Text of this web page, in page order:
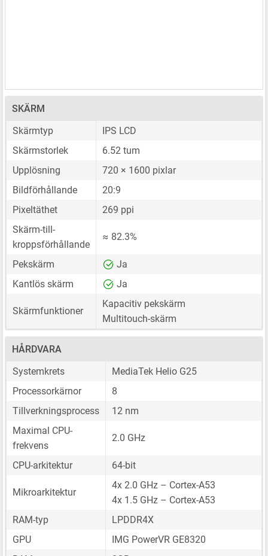
SKÄRM
Skärmtyp
IPS LCD
Skärmstorlek
6.52 tum
Upplösning
720 × 1600 pixlar
Bildförhållande
20:9
Pixeltäthet
269 ppi
Skärm-till-
kroppsförhållande
≈ 82.3%
Pekskärm
Ja
Kantlös skärm
Ja
Skärmfunktioner
Kapacitiv pekskärm
Multitouch-skärm
HÅRDVARA
Systemkrets
MediaTek Helio G25
Processorkärnor
8
Tillverkningsprocess
12 nm
Maximal CPU-
frekvens
2.0 GHz
CPU-arkitektur 64-bit
Mikroarkitektur
4x 2.0 GHz – Cortex-A53
4x 1.5 GHz – Cortex-A53
RAM-typ
LPDDR4X
GPU
IMG PowerVR GE8320